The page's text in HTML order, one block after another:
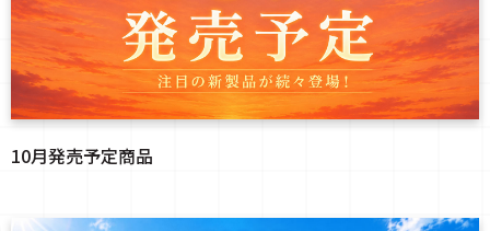
10月発売予定商品